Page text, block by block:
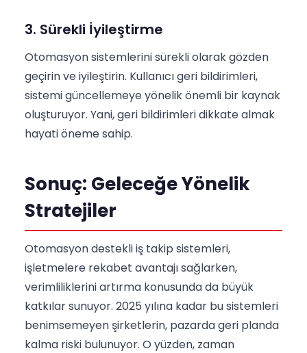
3. Sürekli İyileştirme
Otomasyon sistemlerini sürekli olarak gözden
geçirin ve iyileştirin. Kullanıcı geri bildirimleri,
sistemi güncellemeye yönelik önemli bir kaynak
oluşturuyor. Yani, geri bildirimleri dikkate almak
hayati öneme sahip.
Sonuç: Geleceğe Yönelik
Stratejiler
Otomasyon destekli iş takip sistemleri,
işletmelere rekabet avantajı sağlarken,
verimliliklerini artırma konusunda da büyük
katkılar sunuyor. 2025 yılına kadar bu sistemleri
benimsemeyen şirketlerin, pazarda geri planda
kalma riski bulunuyor. O yüzden, zaman